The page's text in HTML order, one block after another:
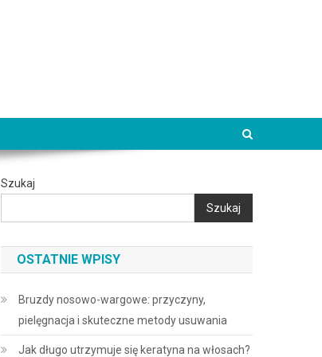
Szukaj
Szukaj
OSTATNIE WPISY
Bruzdy nosowo-wargowe: przyczyny,
pielęgnacja i skuteczne metody usuwania
Jak długo utrzymuje się keratyna na włosach?